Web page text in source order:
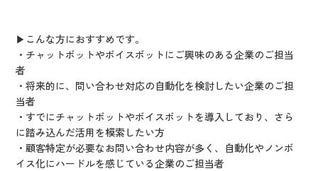
▶こんな方におすすめです。
・チャットボットやボイスボットにご興味のある企業のご担当
者
・将来的に、問い合わせ対応の自動化を検討したい企業のご担
当者
・すでにチャットボットやボイスボットを導入しており、さら
に踏み込んだ活用を模索したい方
・顧客特定が必要なお問い合わせ内容が多く、自動化やノンボ
イス化にハードルを感じている企業のご担当者